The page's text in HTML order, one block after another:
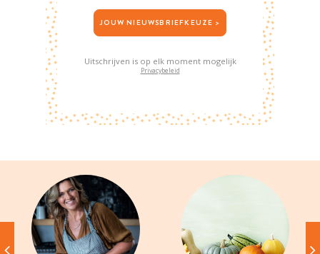
JOUW NIEUWSBRIEFKEUZE >
Uitschrijven is op elk moment mogelijk
Privacybeleid